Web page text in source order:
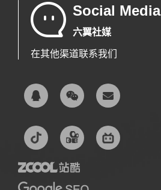
Social Media
六翼社媒
在其他渠道联系我们